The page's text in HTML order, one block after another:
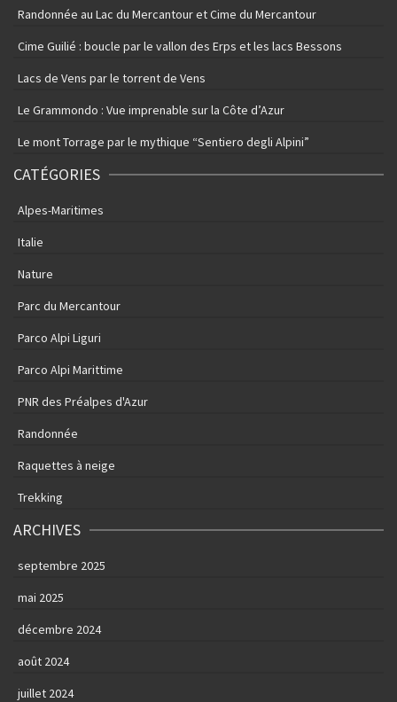
Randonnée au Lac du Mercantour et Cime du Mercantour
Cime Guilié : boucle par le vallon des Erps et les lacs Bessons
Lacs de Vens par le torrent de Vens
Le Grammondo : Vue imprenable sur la Côte d’Azur
Le mont Torrage par le mythique “Sentiero degli Alpini”
CATÉGORIES
Alpes-Maritimes
Italie
Nature
Parc du Mercantour
Parco Alpi Liguri
Parco Alpi Marittime
PNR des Préalpes d'Azur
Randonnée
Raquettes à neige
Trekking
ARCHIVES
septembre 2025
mai 2025
décembre 2024
août 2024
juillet 2024